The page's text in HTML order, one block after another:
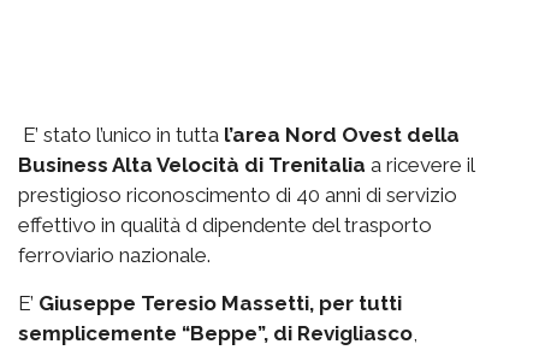
E’ stato l’unico in tutta l’area Nord Ovest della
Business Alta Velocità di Trenitalia a ricevere il
prestigioso riconoscimento di 40 anni di servizio
effettivo in qualità d dipendente del trasporto
ferroviario nazionale.
E’ Giuseppe Teresio Massetti, per tutti
semplicemente “Beppe”, di Revigliasco,